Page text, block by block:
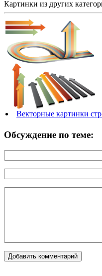
Картинки из других
Векторные картинки
Обсуждение по теме: